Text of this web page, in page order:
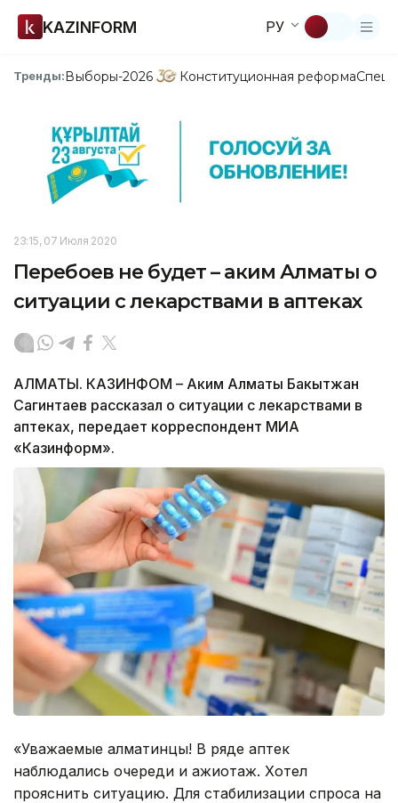
KAZINFORM РУ
Тренды:Выборы-2026 Конституционная реформа
23:15, 07 Июля 2020
Перебоев не будет – аким Алматы о
ситуации с лекарствами в аптеках
АЛМАТЫ. КАЗИНФОМ – Аким Алматы Бакытжан
Сагинтаев рассказал о ситуации с лекарствами в
аптеках, передает корреспондент МИА
«Казинформ».
«Уважаемые алматинцы! В ряде аптек
наблюдались очереди и ажиотаж. Хотел
прояснить ситуацию. Для стабилизации спроса на